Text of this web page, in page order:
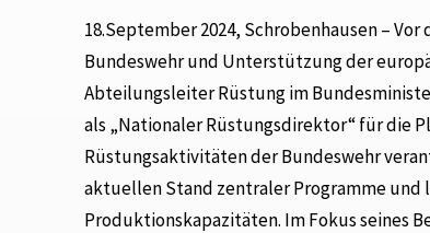
18.September 2024, Schrobenhausen –
Bundeswehr und Unterstützung der
Abteilungsleiter Rüstung im
als „Nationaler Rüstungsdirektor“ für die
Rüstungsaktivitäten der Bundeswehr
aktuellen Stand zentraler Programme und
Produktionskapazitäten. Im Fokus seines